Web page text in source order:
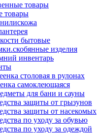
товары
товары
бытовые
изделия
инвентарь
столовая в рулонах
самоклеющаяся
для бани и сауны
защиты от грызунов
защиты от насекомых
по уходу за обувью
по уходу за одеждой